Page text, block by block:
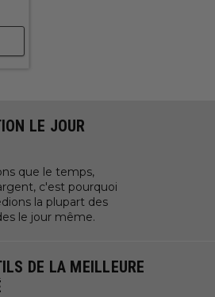
LE JOUR
que le temps,
c'est pourquoi
la plupart des
le jour même.
DE LA MEILLEURE